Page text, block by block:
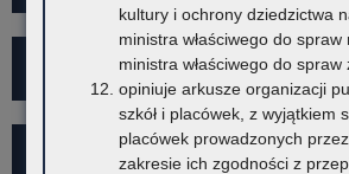
Projekt Kibicuj z Klasą
kultury i ochrony dziedzictwa
ministra właściwego do spraw
ministra właściwego do spraw
opiniuje arkusze organizacji
szkół i placówek, z wyjątkiem
placówek prowadzonych
zakresie ich zgodności z